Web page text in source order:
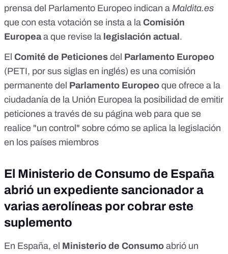
prensa del Parlamento Europeo indican a Maldita.es
que con esta votación se insta a la Comisión
Europeaa que revise la legislación actual .
El Comité de Peticiones del Parlamento Europeo
(PETI, por sus siglas en inglés) es una comisión
permanente del Parlamento Europeo que ofrece a la
ciudadanía de la Unión Europea la posibilidad de emitir
peticiones a través de su página web para que se
realice "un control" sobre cómo se aplica la legislación
en los países miembros
El Ministerio de Consumo de España
abrió un expediente sancionador a
varias aerolíneas por cobrar este
suplemento
En España, el Ministerio de Consumo abrió un